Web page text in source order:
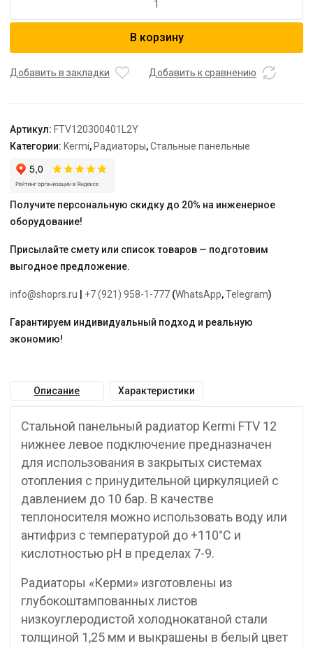
Радиатор,
64*300*400,
RAL
9016
(белый),
Kermi
В корзину
Добавить в закладки Добавить к сравнению
Артикул: FTV120300401L2Y
Категории: Kermi, Радиаторы,Стальные панельные
Получите персональную скидку до 20% на инженерное
оборудование!
Присылайте смету или список товаров — подготовим
выгодное предложение.
info@shoprs.ru +7 (921) 958-1-777 (WhatsApp,Telegram)
Гарантируем индивидуальный подход и реальную
экономию!
Описание Характеристики
Стальной панельный радиатор Kermi FTV 12
нижнее левое подключение предназначен
для использования в закрытых системах
отопления с принудительной циркуляцией с
давлением до 10 бар. В качестве
теплоносителя можно использовать воду или
антифриз с температурой до +110°C и
кислотностью pH в пределах 7-9.
Радиаторы «Керми» изготовлены из
глубокоштампованных листов
низкоуглеродистой холоднокатаной стали
толщиной 1,25 мм и выкрашены в белый цвет